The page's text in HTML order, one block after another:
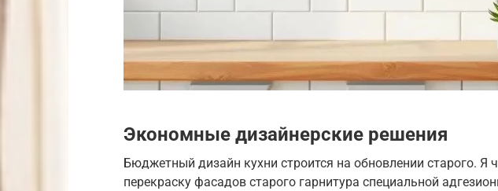
Экономные дизайнерские решения
Бюджетный дизайн кухни строится на обновлении старого. Я
перекраску фасадов старого гарнитура специальной